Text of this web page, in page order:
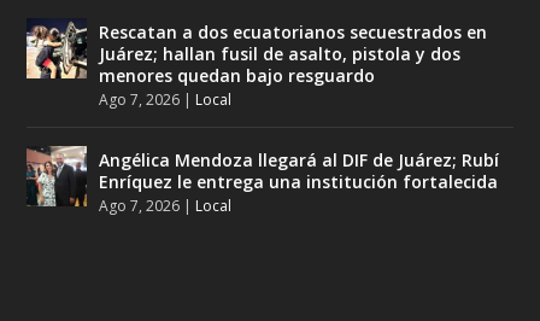
Rescatan a dos ecuatorianos secuestrados en
Juárez; hallan fusil de asalto, pistola y dos
menores quedan bajo resguardo
Ago 7, 2026 | Local
Angélica Mendoza llegará al DIF de Juárez; Rubí
Enríquez le entrega una institución fortalecida
Ago 7, 2026 | Local